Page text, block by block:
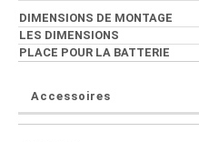
Accessoires